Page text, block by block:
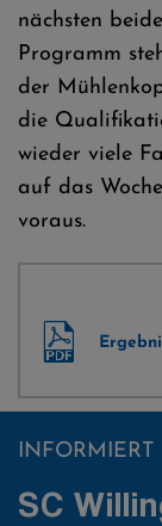
nächsten
Programm
der
die
wieder viele
auf das
voraus.
INFORMIERT
SC